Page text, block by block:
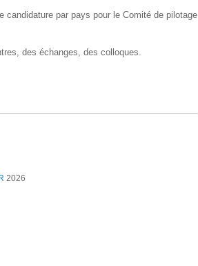
par pays pour le Comité de pilotage
des échanges, des colloques.
2026